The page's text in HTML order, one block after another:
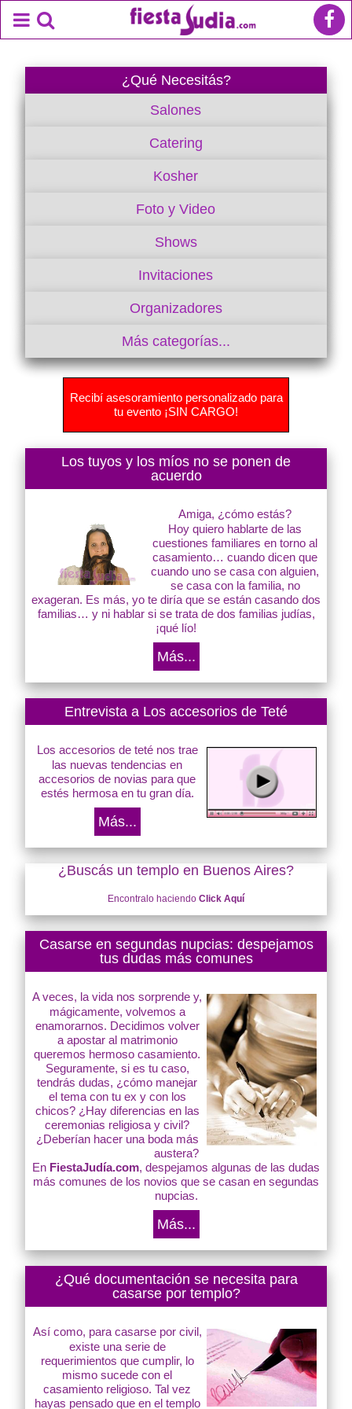
¿Qué Necesitás?
Salones
Catering
Kosher
Foto y Video
Shows
Invitaciones
Organizadores
Más categorías...
Recibí asesoramiento personalizado para
tu evento ¡SIN CARGO!
Los tuyos y los míos no se ponen de
acuerdo
Amiga, ¿cómo estás?
Hoy quiero hablarte de las
cuestiones familiares en torno al
casamiento… cuando dicen que
cuando uno se casa con alguien,
se casa con la familia, no
exageran. Es más, yo te diría que se están casando dos
familias… y ni hablar si se trata de dos familias judías,
¡qué lío!
Más...
Entrevista a Los accesorios de Teté
Los accesorios de teté nos trae
las nuevas tendencias en
accesorios de novias para que
estés hermosa en tu gran día.
Más...
¿Buscás un templo en Buenos Aires?
Encontralo haciendo Click Aquí
Casarse en segundas nupcias: despejamos
tus dudas más comunes
A veces, la vida nos sorprende y,
mágicamente, volvemos a
enamorarnos. Decidimos volver
a apostar al matrimonio
queremos hermoso casamiento.
Seguramente, si es tu caso,
tendrás dudas, ¿cómo manejar
el tema con tu ex y con los
chicos? ¿Hay diferencias en las
ceremonias religiosa y civil?
¿Deberían hacer una boda más
austera?
En FiestaJudía.com, despejamos algunas de las dudas
más comunes de los novios que se casan en segundas
nupcias.
Más...
¿Qué documentación se necesita para
casarse por templo?
Así como, para casarse por civil,
existe una serie de
requerimientos que cumplir, lo
mismo sucede con el
casamiento religioso. Tal vez
hayas pensado que en el templo